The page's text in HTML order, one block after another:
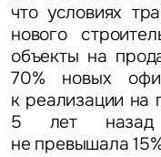
что условиях
нового
объекты на
70% новых
к реализации на
5 лет назад
не превышала